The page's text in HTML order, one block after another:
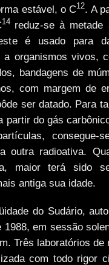
estável, o C12. A
14 reduz-se à metade
é usado para
a organismos vivos,
bandagens de
com margem de
ser datado. Para
partir do gás
consegue-
outra radioativa.
maior terá sido
antiga sua idade.
do Sudário,
1988, em sessão
Três laboratórios de
com todo rigor